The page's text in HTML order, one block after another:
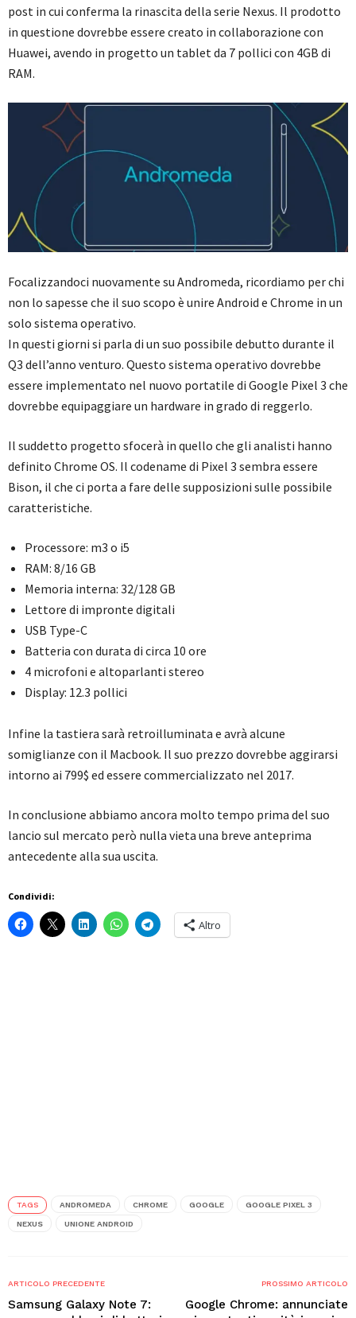
post in cui conferma la rinascita della serie Nexus. Il prodotto
in questione dovrebbe essere creato in collaborazione con
Huawei, avendo in progetto un tablet da 7 pollici con 4GB di
RAM.
Focalizzandoci nuovamente su Andromeda, ricordiamo per chi
non lo sapesse che il suo scopo è unire Android e Chrome in un
solo sistema operativo.
In questi giorni si parla di un suo possibile debutto durante il
Q3 dell’anno venturo. Questo sistema operativo dovrebbe
essere implementato nel nuovo portatile di Google Pixel 3 che
dovrebbe equipaggiare un hardware in grado di reggerlo.
Il suddetto progetto sfocerà in quello che gli analisti hanno
definito Chrome OS. Il codename di Pixel 3 sembra essere
Bison, il che ci porta a fare delle supposizioni sulle possibile
caratteristiche.
Processore: m3 o i5
RAM: 8/16 GB
Memoria interna: 32/128 GB
Lettore di impronte digitali
USB Type-C
Batteria con durata di circa 10 ore
4 microfoni e altoparlanti stereo
Display: 12.3 pollici
Infine la tastiera sarà retroilluminata e avrà alcune
somiglianze con il Macbook. Il suo prezzo dovrebbe aggirarsi
intorno ai 799$ ed essere commercializzato nel 2017.
In conclusione abbiamo ancora molto tempo prima del suo
lancio sul mercato però nulla vieta una breve anteprima
antecedente alla sua uscita.
Condividi:
Altro
TAGS ANDROMEDA CHROME GOOGLE GOOGLE PIXEL 3
NEXUS UNIONE ANDROID
ARTICOLO PRECEDENTE
Samsung Galaxy Note 7:
PROSSIMO ARTICOLO
Google Chrome: annunciate